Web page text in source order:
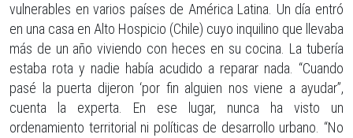
vulnerables en varios países de América Latina. Un día entró
en una casa en Alto Hospicio (Chile) cuyo inquilino que llevaba
más de un año viviendo con heces en su cocina. La tubería
estaba rota y nadie había acudido a reparar nada. “Cuando
pasé la puerta dijeron ‘por fin alguien nos viene a ayudar”,
cuenta la experta. En ese lugar, nunca ha visto un
ordenamiento territorial ni políticas de desarrollo urbano. “No